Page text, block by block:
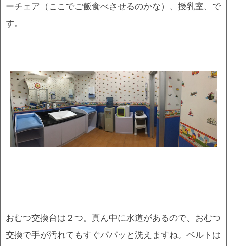
ーチェア（ここでご飯食べさせるのかな）、授乳室、で
す。
おむつ交換台は２つ。真ん中に水道があるので、おむつ
交換で手が汚れてもすぐパパッと洗えますね。ベルトは